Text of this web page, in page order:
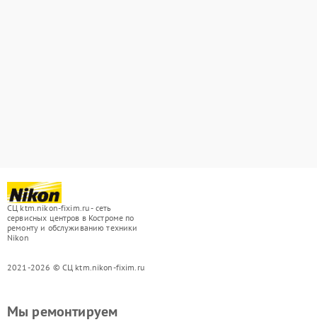
СЦ ktm.nikon-fixim.ru - сеть
сервисных центров в Костроме по
ремонту и обслуживанию техники
Nikon
2021-2026 © СЦ ktm.nikon-fixim.ru
Мы ремонтируем